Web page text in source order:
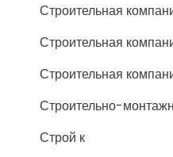
Строительная
Строительная
Строительная
Строительно-
Строй к